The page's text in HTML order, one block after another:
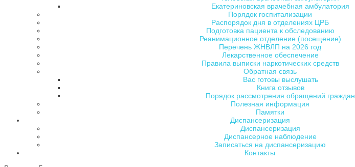
Екатериновская врачебная амбулатория
Порядок госпитализации
Распорядок дня в отделениях ЦРБ
Подготовка пациента к обследованию
Реанимационное отделение (посещение)
Перечень ЖНВЛП на 2026 год
Лекарственное обеспечение
Правила выписки наркотических средств
Обратная связь
Вас готовы выслушать
Книга отзывов
Порядок рассмотрения обращений граждан
Полезная информация
Памятки
Диспансеризация
Диспансеризация
Диспансерное наблюдение
Записаться на диспансеризацию
Контакты